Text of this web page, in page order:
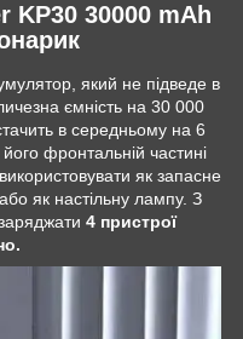
KP30 30000 mAh
який не підведе в
ємність на 30 000
в середньому на 6
фронтальній частині
як запасне
як настільну лампу. З
4 пристрої